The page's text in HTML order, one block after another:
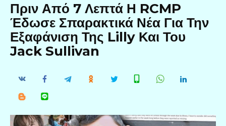
Πριν Από 7 Λεπτά Η RCMP
Έδωσε Σπαρακτικά Νέα Για Την
Εξαφάνιση Της Lilly Και Του
Jack Sullivan